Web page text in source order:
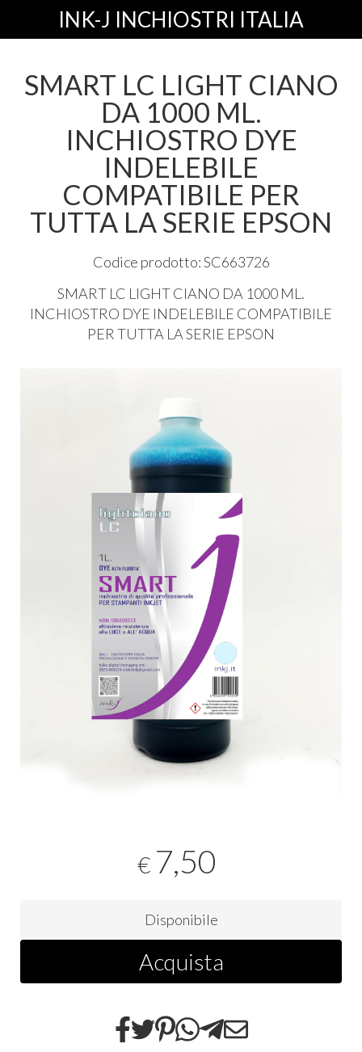
INK-J INCHIOSTRI ITALIA
SMART LC LIGHT CIANO
DA 1000 ML.
INCHIOSTRO DYE
INDELEBILE
COMPATIBILE PER
TUTTA LA SERIE EPSON
Codice prodotto: SC663726
SMART LC LIGHTCIANO DA 1000 ML.
INCHIOSTRO DYE INDELEBILE COMPATIBILE
PER TUTTA LASERIE EPSON
€ 7,50
Disponibile
Acquista